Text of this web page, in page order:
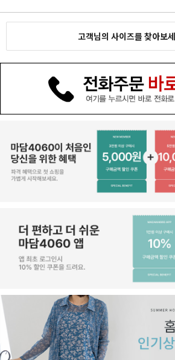
고객님의 사이즈를 찾아보